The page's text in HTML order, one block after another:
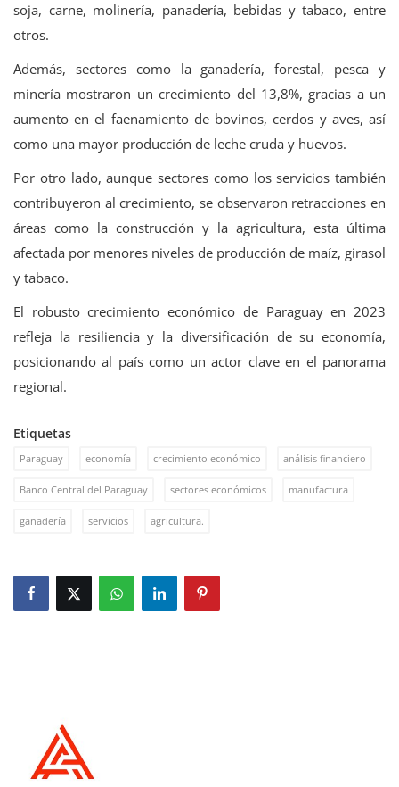
soja, carne, molinería, panadería, bebidas y tabaco, entre
otros.
Además, sectores como la ganadería, forestal, pesca y
minería mostraron un crecimiento del 13,8%, gracias a un
aumento en el faenamiento de bovinos, cerdos y aves, así
como una mayor producción de leche cruda y huevos.
Por otro lado, aunque sectores como los servicios también
contribuyeron al crecimiento, se observaron retracciones en
áreas como la construcción y la agricultura, esta última
afectada por menores niveles de producción de maíz, girasol
y tabaco.
El robusto crecimiento económico de Paraguay en 2023
refleja la resiliencia y la diversificación de su economía,
posicionando al país como un actor clave en el panorama
regional.
Etiquetas
Paraguay economía crecimiento económico análisis financiero
Banco Central del Paraguay sectores económicos manufactura
ganadería servicios agricultura.